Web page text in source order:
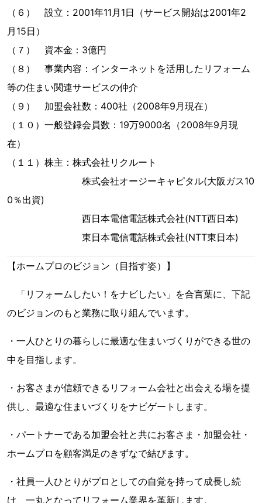
（６） 設立：2001年11月1日（サービス開始は2001年2
月15日）
（７） 資本金：3億円
（８） 事業内容：インターネットを活用したリフォーム
等の住まい関連サービスの仲介
（９） 加盟会社数：400社（2008年9月現在）
（１０）一般登録会員数：19万9000名（2008年9月現
在）
（１１）株主：株式会社リクルート
株式会社オージーキャピタル(大阪ガス10
0％出資)
西日本電信電話株式会社(NTT西日本)
東日本電信電話株式会社(NTT東日本)
【ホームプロのビジョン（目指す姿）】
「リフォームしたい！をナビしたい」を合言葉に、下記
のビジョンのもと業務に取り組んでいます。
・一人ひとりの暮らしに最適な住まいづくりができる世の
中を目指します。
・お客さまが信頼できるリフォーム会社と出会える場を提
供し、最適な住まいづくりをナビゲートします。
・パートナーである加盟会社と共にお客さま・加盟会社・
ホームプロを顧客満足のきずなで結びます。
・社員一人ひとりがプロとしての自覚を持って成長し続
け、一丸となってリフォーム業界を革新します。